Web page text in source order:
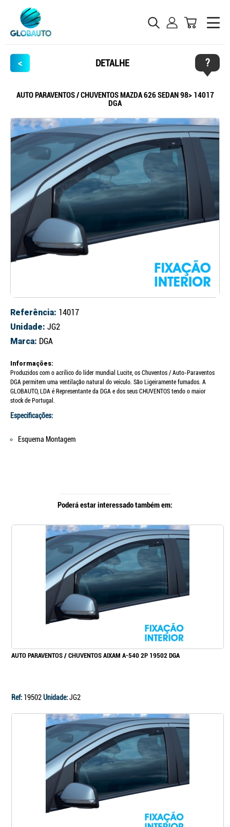
< DETALHE ?
AUTO PARAVENTOS / CHUVENTOS MAZDA 626 SEDAN 98> 14017
DGA
Referência: 14017
Unidade: JG2
Marca: DGA
Informações:
Produzidos com o acrílico do líder mundial Lucite, os Chuventos / Auto-Paraventos
DGA permitem uma ventilação natural do veículo. São Ligeiramente fumados. A
GLOBAUTO, LDA é Representante da DGA e dos seus CHUVENTOS tendo o maior
stock de Portugal.
Especificações:
Esquema Montagem
Poderá estar interessado também em:
AUTO PARAVENTOS / CHUVENTOS AIXAM A-540 2P 19502 DGA
Ref: 19502Unidade:JG2